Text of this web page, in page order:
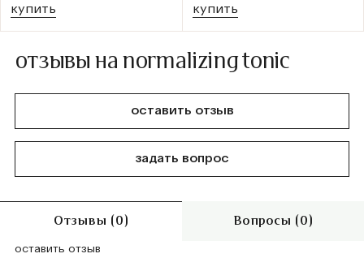
купить
купить
отзывы на normalizing tonic
оставить отзыв
задать вопрос
Отзывы (0) Вопросы (0)
оставить отзыв